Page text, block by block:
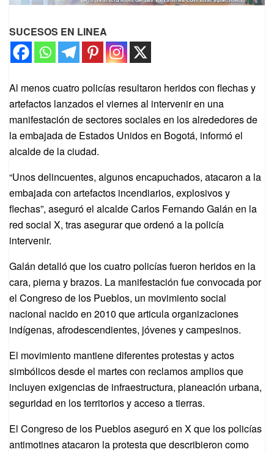
SUCESOS EN LINEA
Al menos cuatro policías resultaron heridos con flechas y
artefactos lanzados el viernes al intervenir en una
manifestación de sectores sociales en los alrededores de
la embajada de Estados Unidos en Bogotá, informó el
alcalde de la ciudad.
“Unos delincuentes, algunos encapuchados, atacaron a la
embajada con artefactos incendiarios, explosivos y
flechas”, aseguró el alcalde Carlos Fernando Galán en la
red social X, tras asegurar que ordenó a la policía
intervenir.
Galán detalló que los cuatro policías fueron heridos en la
cara, pierna y brazos. La manifestación fue convocada por
el Congreso de los Pueblos, un movimiento social
nacional nacido en 2010 que articula organizaciones
indígenas, afrodescendientes, jóvenes y campesinos.
El movimiento mantiene diferentes protestas y actos
simbólicos desde el martes con reclamos amplios que
incluyen exigencias de infraestructura, planeación urbana,
seguridad en los territorios y acceso a tierras.
El Congreso de los Pueblos aseguró en X que los policías
antimotines atacaron la protesta que describieron como